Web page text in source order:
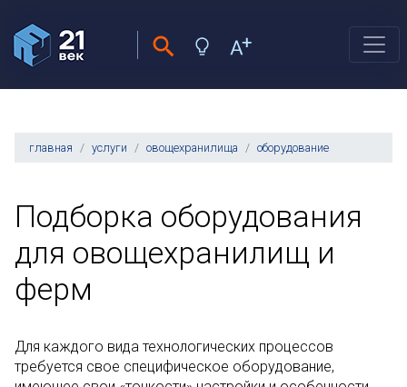
главная услуги овощехранилища оборудование
Подборка оборудования
для овощехранилищ и
ферм
Для каждого вида технологических процессов
требуется свое специфическое оборудование,